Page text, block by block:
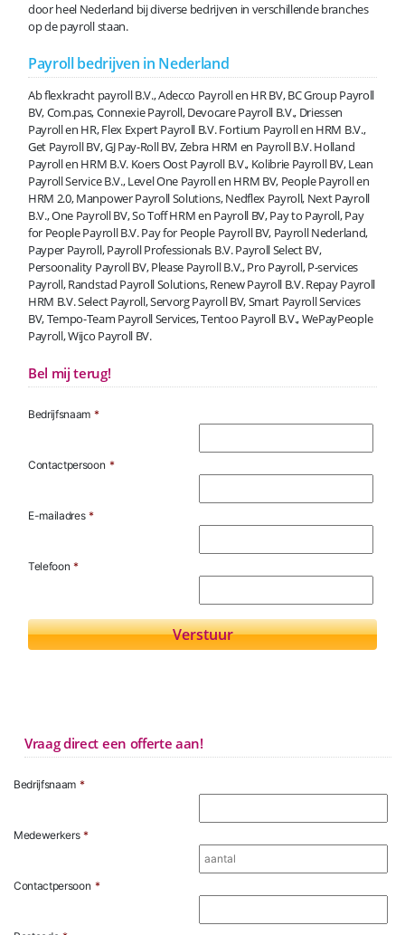
door heel Nederland bij diverse bedrijven in verschillende branches
op de payroll staan.
Payroll bedrijven in Nederland
Ab flexkracht payroll B.V., Adecco Payroll en HR BV, BC Group Payroll
BV, Com.pas, Connexie Payroll, Devocare Payroll B.V., Driessen
Payroll en HR, Flex Expert Payroll B.V. Fortium Payroll en HRM B.V.,
Get Payroll BV, GJ Pay-Roll BV, Zebra HRM en Payroll B.V. Holland
Payroll en HRM B.V. Koers Oost Payroll B.V., Kolibrie Payroll BV, Lean
Payroll Service B.V., Level One Payroll en HRM BV, People Payroll en
HRM 2.0, Manpower Payroll Solutions, Nedflex Payroll, Next Payroll
B.V., One Payroll BV, So Toff HRM en Payroll BV, Pay to Payroll, Pay
for People Payroll B.V. Pay for People Payroll BV, Payroll Nederland,
Payper Payroll, Payroll Professionals B.V. Payroll Select BV,
Persoonality Payroll BV, Please Payroll B.V., Pro Payroll, P-services
Payroll, Randstad Payroll Solutions, Renew Payroll B.V. Repay Payroll
HRM B.V. Select Payroll, Servorg Payroll BV, Smart Payroll Services
BV, Tempo-Team Payroll Services, Tentoo Payroll B.V., WePayPeople
Payroll, Wijco Payroll BV.
Bel mij terug!
Bedrijfsnaam *
Contactpersoon *
E-mailadres *
Telefoon *
Vraag direct een offerte aan!
Bedrijfsnaam *
Medewerkers *
Contactpersoon *